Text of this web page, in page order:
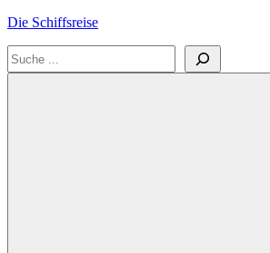
Zum
springen
Die Schiffsreise
Literatur-
Suchen